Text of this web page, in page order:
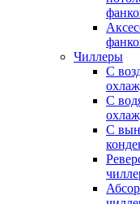
Чиллеры
С
С
С